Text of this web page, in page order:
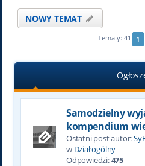
NOWY TEMAT
Tematy: 41 1
Samodzielny
kompendium
Ostatni post autor:
w Dział ogólny
Odpowiedzi:475